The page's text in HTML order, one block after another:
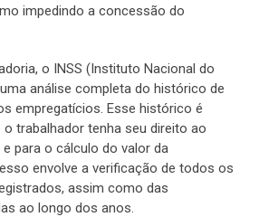
impedindo a concessão do
o INSS (Instituto Nacional do
análise completa do histórico de
empregatícios. Esse histórico é
trabalhador tenha seu direito ao
para o cálculo do valor da
envolve a verificação de todos os
assim como das
ao longo dos anos.